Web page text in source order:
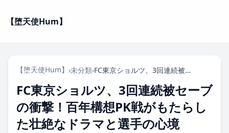
【堕天使Hum】
【堕天使Hum】 ›未分類› FC東京ショルツ、3回連続被セーブの衝撃！百年構想PK戦がもたらした壮絶なドラマと選手の心境
FC東京ショルツ、3回連続被セーブ
の衝撃！百年構想PK戦がもたらし
た壮絶なドラマと選手の心境